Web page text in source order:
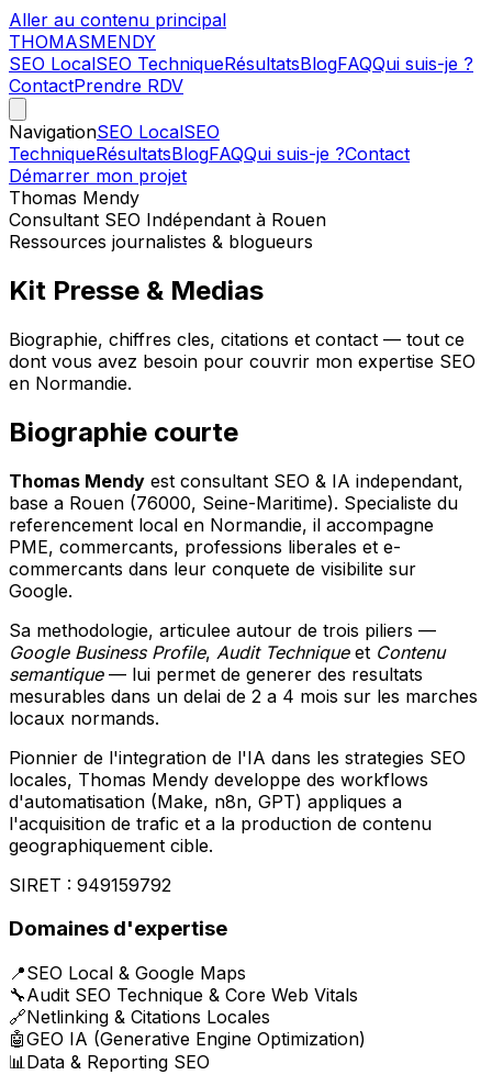
Aller au contenu principal
THOMASMENDY
SEO LocalSEO TechniqueRésultatsBlogFAQQui suis-je ?
ContactPrendre RDV
NavigationSEO LocalSEO
TechniqueRésultatsBlogFAQQui suis-je ?Contact
Démarrer mon projet
Thomas Mendy
Consultant SEO Indépendant à Rouen
Ressources journalistes & blogueurs
Kit Presse & Medias
Biographie, chiffres cles, citations et contact — tout ce
dont vous avez besoin pour couvrir mon expertise SEO
en Normandie.
Biographie courte
Thomas Mendy est consultant SEO & IA independant,
base a Rouen (76000, Seine-Maritime). Specialiste du
referencement local en Normandie, il accompagne
PME, commercants, professions liberales et e-
commercants dans leur conquete de visibilite sur
Google.
Sa methodologie, articulee autour de trois piliers —
Google Business Profile, Audit Techniqueet Contenu
semantique— lui permet de generer des resultats
mesurables dans un delai de 2 a 4 mois sur les marches
locaux normands.
Pionnier de l'integration de l'IA dans les strategies SEO
locales, Thomas Mendy developpe des workflows
d'automatisation (Make, n8n, GPT) appliques a
l'acquisition de trafic et a la production de contenu
geographiquement cible.
SIRET : 949159792
Domaines d'expertise
📍SEO Local & Google Maps
🔧Audit SEO Technique & Core Web Vitals
🔗Netlinking & Citations Locales
🤖GEO IA (Generative Engine Optimization)
📊Data & Reporting SEO